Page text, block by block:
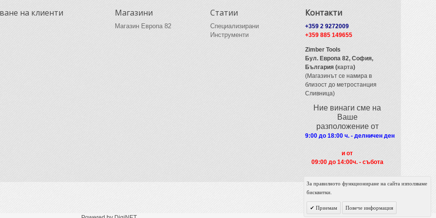
на клиенти Магазини
Магазин Европа 82
Статии
Специализирани
Инструменти
Контакти
+359 2 9272009
+359 885 149655
Zimber Tools
Бул. Европа 82,София,
България (карта)
(Магазинът се намира в
близост до метростанция
Сливница)
Ние винаги сме на
Ваше
разположение от
9:00 до 18:00 ч. - делничен ден
и от
09:00 до 14:00ч. - събота
За правилното функциониране на сайта използваме
бисквитки.
Приемам Повече информация